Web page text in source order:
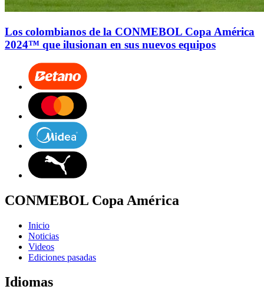
Los colombianos de la CONMEBOL Copa América
2024™ que ilusionan en sus nuevos equipos
CONMEBOL Copa América
Inicio
Noticias
Videos
Ediciones pasadas
Idiomas